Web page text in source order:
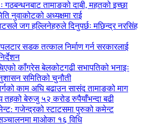
गठबन्धनबाट तामाङको दाबी, महतको इच्छा
नुवाकोटको अध्यक्षमा राई
जग हल्लिनेहरुले दिनुपर्छः मछिन्द्र नरसिंह
सडक तत्काल निर्माण गर्न सरकारलाई
काँग्रेस बेलकोटगढी सभापतिको भनाइः
समितिको चुनौती
काम अघि बढाउन सासंद तामाङको माग
तहको बेरुजु ५२ करोड रुपैयाँभन्दा बढी
गजेन्द्रको स्टाटसमा पुरुको कमेन्ट
माओका १६ विधि